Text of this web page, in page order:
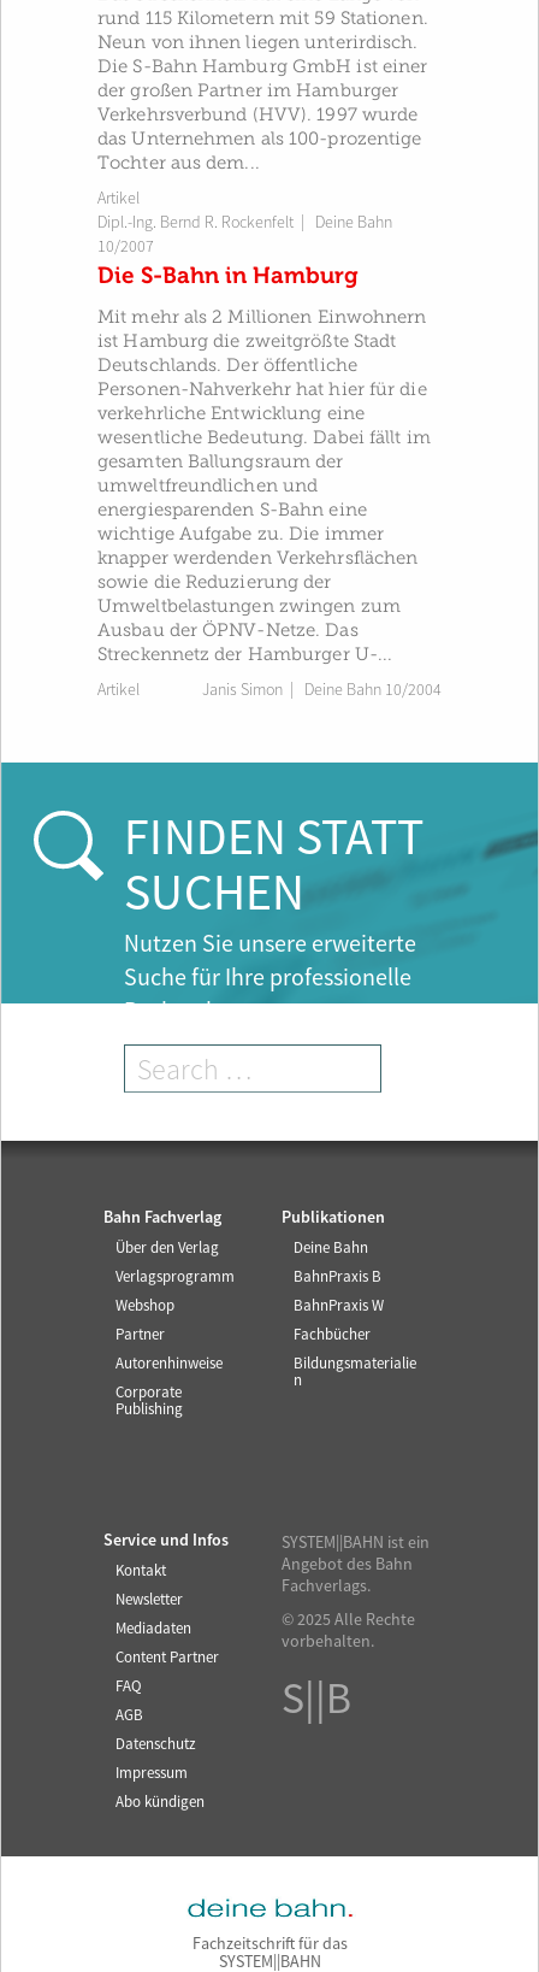
rund 115 Kilometern mit 59 Stationen.
Neun von ihnen liegen unterirdisch.
Die S-Bahn Hamburg GmbH ist einer
der großen Partner im Hamburger
Verkehrsverbund (HVV). 1997 wurde
das Unternehmen als 100-prozentige
Tochter aus dem...
Artikel
Dipl.-Ing. Bernd R. Rockenfelt
Deine Bahn
10/2007
Die S-Bahn in Hamburg
Mit mehr als 2 Millionen Einwohnern
ist Hamburg die zweitgrößte Stadt
Deutschlands. Der öffentliche
Personen-Nahverkehr hat hier für die
verkehrliche Entwicklung eine
wesentliche Bedeutung. Dabei fällt im
gesamten Ballungsraum der
umweltfreundlichen und
energiesparenden S-Bahn eine
wichtige Aufgabe zu. Die immer
knapper werdenden Verkehrsflächen
sowie die Reduzierung der
Umweltbelastungen zwingen zum
Ausbau der ÖPNV-Netze. Das
Streckennetz der Hamburger U-...
Artikel Janis Simon Deine Bahn 10/2004
FINDEN STATT
SUCHEN
Nutzen Sie unsere erweiterte
Suche für Ihre professionelle
Recherche.
Bahn Fachverlag
Über den Verlag
Verlagsprogramm
Webshop
Partner
Autorenhinweise
Corporate
Publishing
Publikationen
Deine Bahn
BahnPraxis B
BahnPraxis W
Fachbücher
Bildungsmaterialie
n
Service und Infos
Kontakt
Newsletter
Mediadaten
Content Partner
FAQ
AGB
Datenschutz
Impressum
Abo kündigen
SYSTEM||BAHN ist ein
Angebot des Bahn
Fachverlags.
© 2025 Alle Rechte
vorbehalten.
S||B
Fachzeitschrift für das
SYSTEM||BAHN